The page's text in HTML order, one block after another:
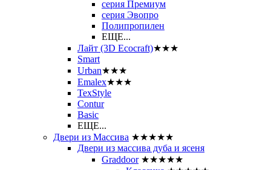
серия Премиум
серия Эвопро
Полипропилен
ЕЩЕ...
Лайт (3D Ecocraft)★★★
Smart
Urban★★★
Emalex★★★
TexStyle
Contur
Basic
ЕЩЕ...
Двери из Массива ★★★★★
Двери из массива дуба и ясеня
Graddoor ★★★★★